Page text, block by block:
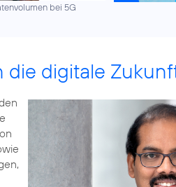
bei 5G
digitale